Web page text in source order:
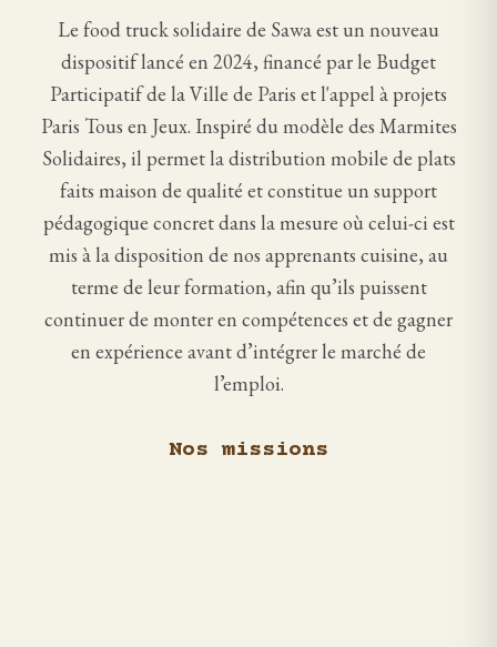
Le food truck solidaire de Sawa est un nouveau
dispositif lancé en 2024, financé par le Budget
Participatif de la Ville de Paris et l'appel à projets
Paris Tous en Jeux. Inspiré du modèle des Marmites
Solidaires, il permet la distribution mobile de plats
faits maison de qualité et constitue un support
pédagogique concret dans la mesure où celui-ci est
mis à la disposition de nos apprenants cuisine, au
terme de leur formation, afin qu’ils puissent
continuer de monter en compétences et de gagner
en expérience avant d’intégrer le marché de
l’emploi.
Nos missions